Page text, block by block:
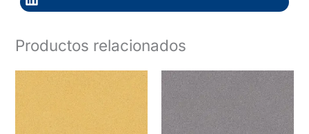
Productos relacionados